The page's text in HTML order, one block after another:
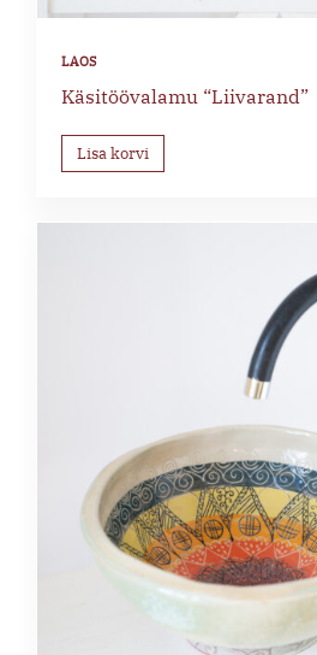
Käsitöövalamu “Liivarand”
Lisa korvi